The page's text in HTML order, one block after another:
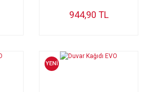
944,90 TL
YENİ